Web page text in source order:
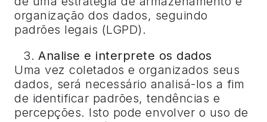
organização dos dados, seguindo
padrões legais (LGPD).
Analise e interprete os dados
Uma vez coletados e organizados seus
dados, será necessário analisá-los a fim
de identificar padrões, tendências e
percepções. Isto pode envolver o uso de